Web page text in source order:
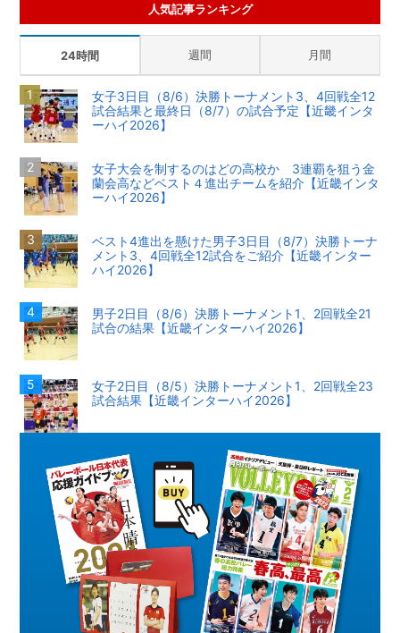
人気記事ランキング
24時間 週間 月間
女子3日目（8/6）決勝トーナメント3、4回戦全12
試合結果と最終日（8/7）の試合予定【近畿インタ
ーハイ2026】
女子大会を制するのはどの高校か 3連覇を狙う金
蘭会高などベスト４進出チームを紹介【近畿インタ
ーハイ2026】
ベスト4進出を懸けた男子3日目（8/7）決勝トーナ
メント3、4回戦全12試合をご紹介【近畿インター
ハイ2026】
男子2日目（8/6）決勝トーナメント1、2回戦全21
試合の結果【近畿インターハイ2026】
女子2日目（8/5）決勝トーナメント1、2回戦全23
試合結果【近畿インターハイ2026】